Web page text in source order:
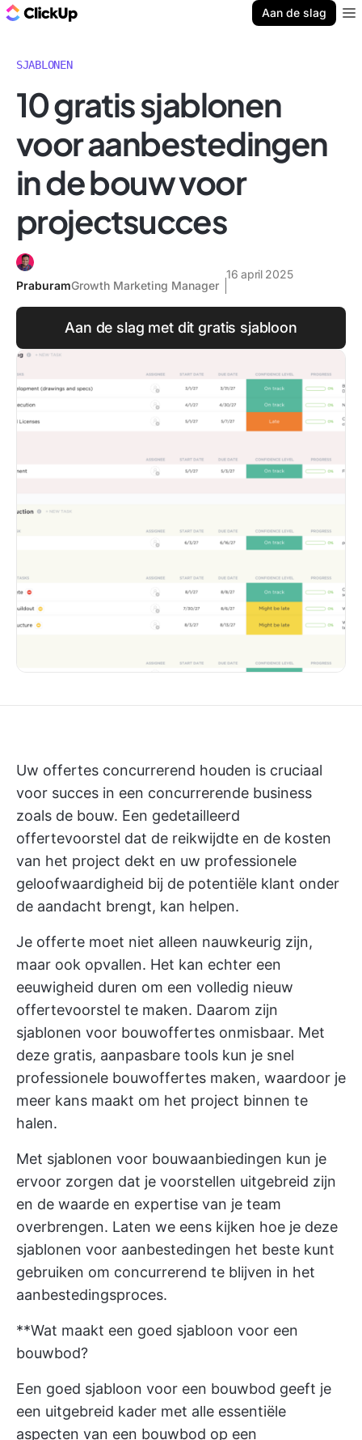
Aan de slag
SJABLONEN
10 gratis sjablonen
voor aanbestedingen
in de bouw voor
projectsucces
PraburamGrowth Marketing Manager
16 april 2025
Aan de slag met dit gratis sjabloon
Uw offertes concurrerend houden is cruciaal
voor succes in een concurrerende business
zoals de bouw. Een gedetailleerd
offertevoorstel dat de reikwijdte en de kosten
van het project dekt en uw professionele
geloofwaardigheid bij de potentiële klant onder
de aandacht brengt, kan helpen.
Je offerte moet niet alleen nauwkeurig zijn,
maar ook opvallen. Het kan echter een
eeuwigheid duren om een volledig nieuw
offertevoorstel te maken. Daarom zijn
sjablonen voor bouwoffertes onmisbaar. Met
deze gratis, aanpasbare tools kun je snel
professionele bouwoffertes maken, waardoor je
meer kans maakt om het project binnen te
halen.
Met sjablonen voor bouwaanbiedingen kun je
ervoor zorgen dat je voorstellen uitgebreid zijn
en de waarde en expertise van je team
overbrengen. Laten we eens kijken hoe je deze
sjablonen voor aanbestedingen het beste kunt
gebruiken om concurrerend te blijven in het
aanbestedingsproces.
**Wat maakt een goed sjabloon voor een
bouwbod?
Een goed sjabloon voor een bouwbod geeft je
een uitgebreid kader met alle essentiële
aspecten van een bouwbod op een